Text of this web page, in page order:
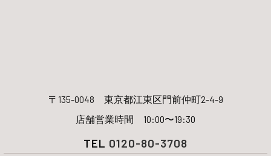
〒135-0048 東京都江東区門前仲町2-4-9
店舗営業時間 10:00〜19:30
TEL 0120-80-3708